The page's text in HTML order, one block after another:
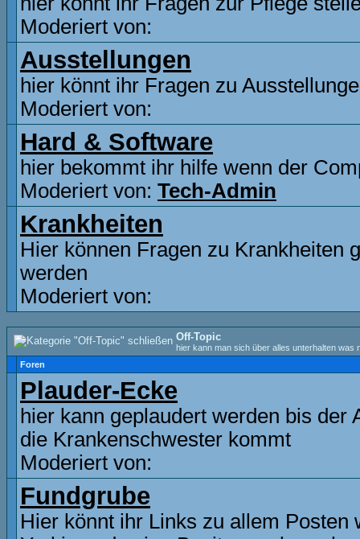
Moderiert von:
Ausstellungen
hier könnt ihr Fragen zu
Moderiert von:
Hard & Software
hier bekommt ihr hilfe wenn der
Moderiert von: Tech-Admin
Krankheiten
Hier können Fragen zu Krankheiten
werden
Moderiert von:
Off-Topic
hier kann man sich über alles unterhalten was
Foren
Plauder-Ecke
hier kann geplaudert werden bis der
die Krankenschwester kommt
Moderiert von:
Fundgrube
Hier könnt ihr Links zu allem Posten